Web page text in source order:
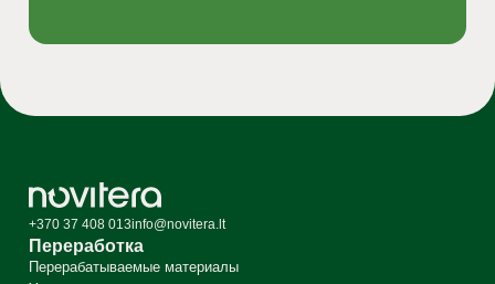
+370 37 408 013info@novitera.lt
Переработка
Перерабатываемые материалы